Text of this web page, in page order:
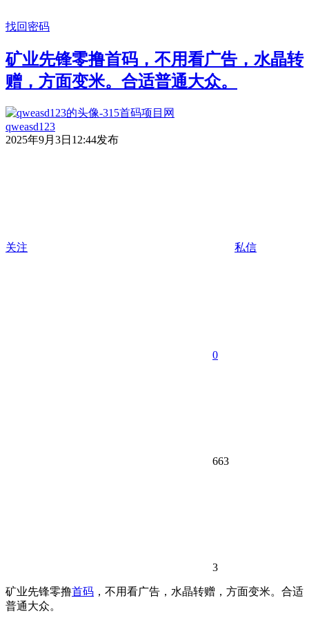
找回密码
矿业先锋零撸首码，不用看广告，水晶转
赠，方面变米。合适普通大众。
qweasd123
2025年9月3日12:44发布
关注 私信
0
663
3
矿业先锋零撸首码 ，不用看广告，水晶转赠，方面变米。合适
普通大众。